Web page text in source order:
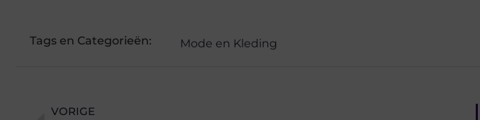
Tags en Categorieën: Mode en Kleding
VORIGE